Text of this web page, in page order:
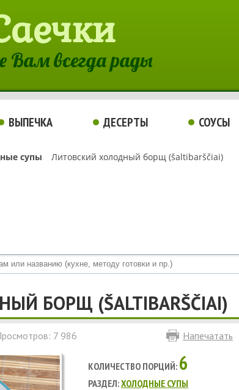
Вам всегда рады
ВЫПЕЧКА ДЕСЕРТЫ СОУСЫ
супы Литовский холодный борщ (šaltibarščiai)
БОРЩ (ŠALTIBARŠČIAI)
7 986 Напечатать
КОЛИЧЕСТВО ПОРЦИЙ: 6
РАЗДЕЛ:ХОЛОДНЫЕ СУПЫ